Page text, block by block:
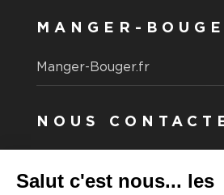
MANGER-
Manger-Bouger.fr
NOUS
Vous souhaitez nous